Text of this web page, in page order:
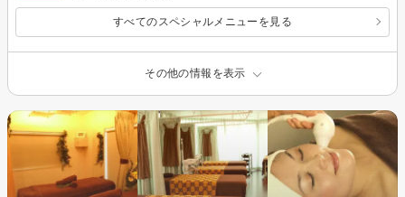
すべてのスペシャルメニューを見る
その他の情報を表示